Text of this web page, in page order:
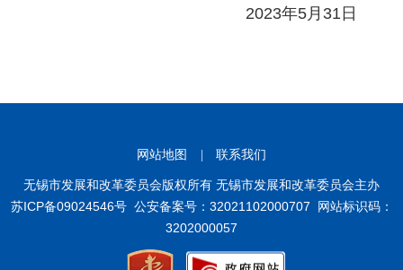
2023年5月31日
网站地图 联系我们
无锡市发展和改革委员会版权所有 无锡市发展和改革委员会主办
苏ICP备09024546号 公安备案号：32021102000707 网站标识码：
3202000057